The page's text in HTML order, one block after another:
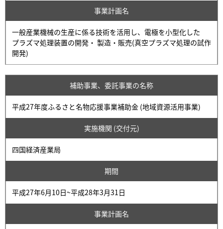
事業計画名
一般産業機械の生産に係る技術を活用し、電極を小型化した
プラズマ処理装置の開発・ 製造・販売(真空プラズマ処理の試作
開発)
補助事業、委託事業の名称
平成27年度ふるさと名物応援事業補助金 (地域資源活用事業)
実施機関 (交付元)
四国経済産業局
期間
平成27年6月10日~平成28年3月31日
事業計画名